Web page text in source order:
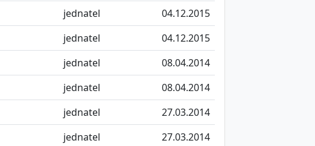
jednatel
04.12.2015
jednatel
04.12.2015
jednatel
08.04.2014
jednatel
08.04.2014
jednatel
27.03.2014
jednatel 27.03.2014